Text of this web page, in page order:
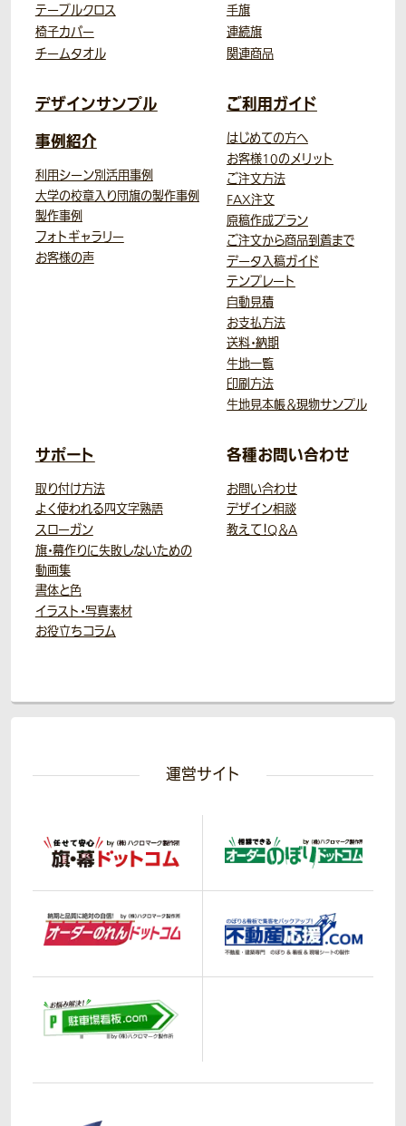
テーブルクロス
椅子カバー
チームタオル
手旗
連続旗
関連商品
デザインサンプル
事例紹介
利用シーン別活用事例
大学の校章入り団旗の製作事例
製作事例
フォトギャラリー
お客様の声
ご利用ガイド
はじめての方へ
お客様10のメリット
ご注文方法
FAX注文
原稿作成プラン
ご注文から商品到着まで
データ入稿ガイド
テンプレート
自動見積
お支払方法
送料・納期
生地一覧
印刷方法
生地見本帳＆現物サンプル
サポート
取り付け方法
よく使われる四文字熟語
スローガン
旗・幕作りに失敗しないための
動画集
書体と色
イラスト・写真素材
お役立ちコラム
各種お問い合わせ
お問い合わせ
デザイン相談
教えて！Q＆A
運営サイト